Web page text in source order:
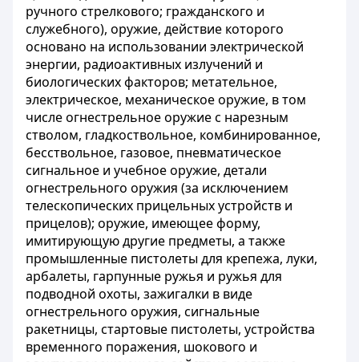
ручного стрелкового; гражданского и
служебного), оружие, действие которого
основано на использовании электрической
энергии, радиоактивных излучений и
биологических факторов; метательное,
электрическое, механическое оружие, в том
числе огнестрельное оружие с нарезным
стволом, гладкоствольное, комбинированное,
бесствольное, газовое, пневматическое
сигнальное и учебное оружие, детали
огнестрельного оружия (за исключением
телескопических прицельных устройств и
прицелов); оружие, имеющее форму,
имитирующую другие предметы, а также
промышленные пистолеты для крепежа, луки,
арбалеты, гарпунные ружья и ружья для
подводной охоты, зажигалки в виде
огнестрельного оружия, сигнальные
ракетницы, стартовые пистолеты, устройства
временного поражения, шокового и